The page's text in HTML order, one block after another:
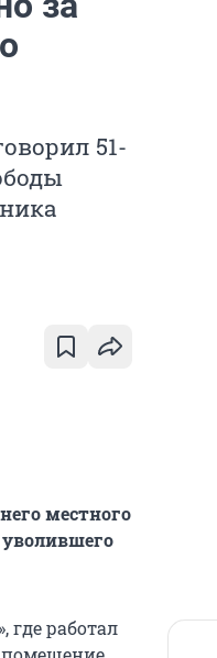
51-
местного
где работал